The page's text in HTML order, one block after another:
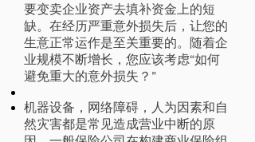
要变卖企业资产去填补资金上的短
缺。在经历严重意外损失后，让您的
生意正常运作是至关重要的。随着企
业规模不断增长，您应该考虑“如何
避免重大的意外损失？”
机器设备，网络障碍，人为因素和自
然灾害都是常见造成营业中断的原